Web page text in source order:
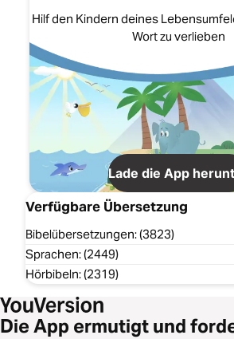
Hilf den Kindern deines
Wort zu verlieben
Lade die App
Verfügbare Übersetzung
Bibelübersetzungen: (3823)
Sprachen: (2449)
Hörbibeln: (2319)
Die App ermutigt und